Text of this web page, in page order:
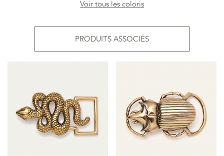
Voir tous les coloris
PRODUITS ASSOCIÉS